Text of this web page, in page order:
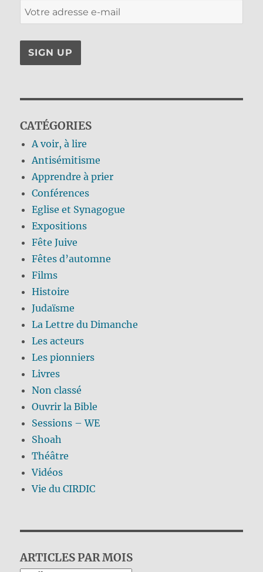
CATÉGORIES
A voir, à lire
Antisémitisme
Apprendre à prier
Conférences
Eglise et Synagogue
Expositions
Fête Juive
Fêtes d’automne
Films
Histoire
Judaïsme
La Lettre du Dimanche
Les acteurs
Les pionniers
Livres
Non classé
Ouvrir la Bible
Sessions – WE
Shoah
Théâtre
Vidéos
Vie du CIRDIC
ARTICLES PAR MOIS